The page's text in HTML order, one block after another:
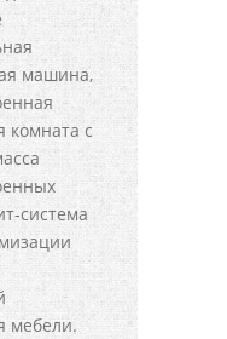
машина,
комната с
система
мебели.